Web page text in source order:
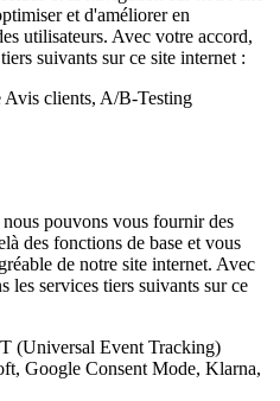
et d'améliorer en
utilisateurs. Avec votre accord,
suivants sur ce site internet :
clients, A/B-Testing
pouvons vous fournir des
des fonctions de base et vous
de notre site internet. Avec
les services tiers suivants sur ce
(Universal Event Tracking)
Google Consent Mode, Klarna,